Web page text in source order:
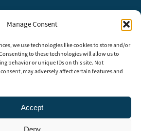
Manage Consent
we use technologies like cookies to store and/or
to these technologies will allow us to
behavior or unique IDs on this site. Not
may adversely affect certain features and
Accept
Deny